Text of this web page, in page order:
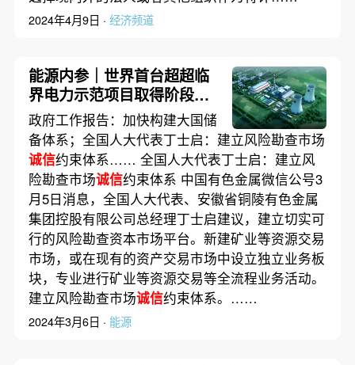
2024年4月9日 · 经济频道
能源内参｜世界首台超超临
界电力示范项目取得阶段性
进展；蔚来2023年营收同比
增12.9% 创历史新高
政府工作报告：加快构建大国储
备体系；全国人大代表丁士启：建立风险勘查市场
诚信约束体系…… 全国人大代表丁士启：建立风
险勘查市场诚信约束体系 中国有色金属微信公号3
月5日消息，全国人大代表、安徽省铜陵有色金属
集团控股有限公司总经理丁士启建议，建立切实可
行的风险勘查资本市场平台。新建矿业等资源交易
市场，或在现有的资产交易市场中设立独立业务板
块，专业进行矿业等资源交易等全流程业务活动。
建立风险勘查市场诚信约束体系。……
2024年3月6日 · 能源